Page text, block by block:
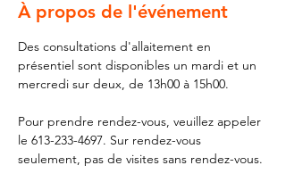
À propos de l'événement
Des consultations d'allaitement en
présentiel sont disponibles un mardi et un
mercredi sur deux, de 13h00 à 15h00.
Pour prendre rendez-vous, veuillez appeler
le 613-233-4697. Sur rendez-vous
seulement, pas de visites sans rendez-vous.